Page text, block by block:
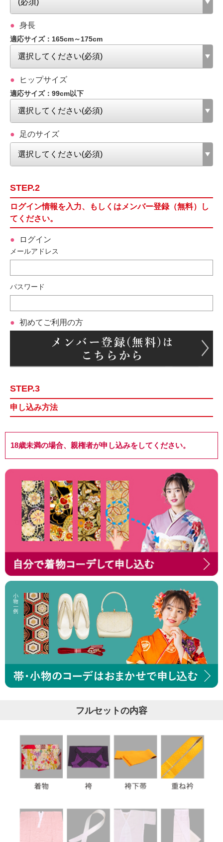
身長
適応サイズ：165cm～175cm
ヒップサイズ
適応サイズ：99cm以下
足のサイズ
STEP.2
ログイン情報を入力、もしくはメンバー登録（無料）し
てください。
ログイン
メールアドレス
パスワード
初めてご利用の方
STEP.3
申し込み方法
18歳未満の場合、親権者が申し込みをしてください。
フルセットの内容